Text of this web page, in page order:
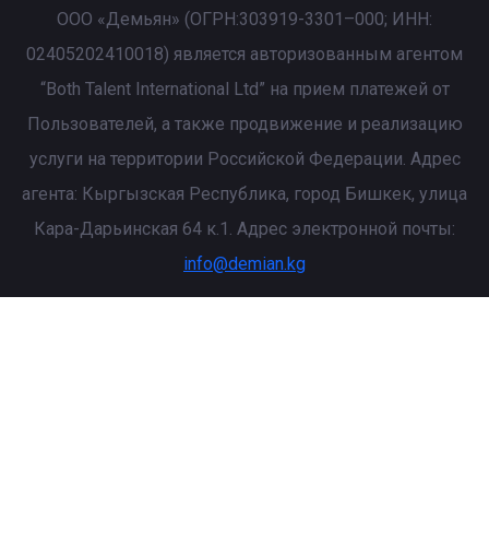
ООО «Демьян» (ОГРН:303919-3301–000; ИНН:
02405202410018) является авторизованным агентом
“Both Talent International Ltd” на прием платежей от
Пользователей, а также продвижение и реализацию
услуги на территории Российской Федерации. Адрес
агента: Кыргызская Республика, город Бишкек, улица
Кара-Дарьинская 64 к.1. Адрес электронной почты:
info@demian.kg